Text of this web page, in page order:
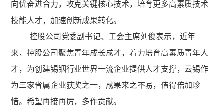
向优奋进合力，攻克关键核心技术，培育更多高素质技术
技能人才，加速创新成果转化。
控股公司党委副书记、工会主席刘俊表示，近年
来，控股公司聚焦青年成长成才，着力培育高素质青年人
才，为创建锡铟行业世界一流企业提供人才支撑，云锡作
为三家省属企业获奖之一，成果来之不易，值得倍加珍
惜。希望再接再厉，多作贡献。